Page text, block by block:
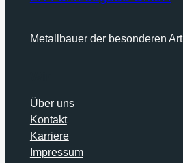
Metallbauer der besonderen Art
Über uns
Kontakt
Karriere
Impressum